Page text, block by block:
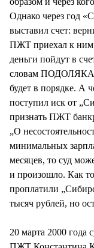
Однако через год
выставил счет:
ПЖТ приехал к ним:
деньги пойдут в
словам ПОДОЛЯКА,
будет в порядке. А
поступил иск от
признать ПЖТ
„О
минимальных
месяцев, то суд
и произошло. Как
проплатили
тысяч рублей, но
20 марта 2000